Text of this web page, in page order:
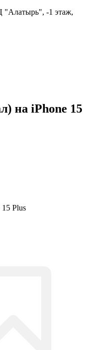
"Алатырь", -1 этаж,
на iPhone 15
Plus